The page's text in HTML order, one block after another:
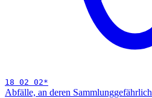
18 02 02*
Abfälle, an deren Sammlunggefährlich